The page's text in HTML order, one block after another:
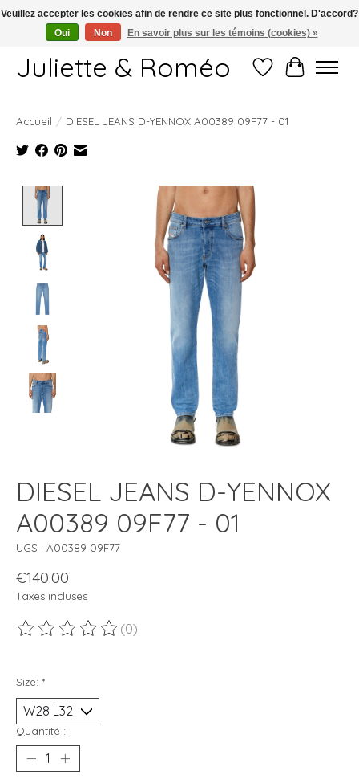
Free shipping starting at 249€
Juliette & Roméo Liste dePanier
Accueil / DIESEL JEANS D-YENNOX A00389 09F77 - 01
Product image slideshow Items
DIESEL JEANS D-YENNOX
A00389 09F77 - 01
UGS : A00389 09F77
€140.00
Taxes incluses
Ce produit est évalué à
(0)
Size: *
Quantité :
Veuillez accepter les cookies afin de rendre ce site plus fonctionnel. D'accord?
Oui
Non En savoir plus sur les témoins (cookies) »